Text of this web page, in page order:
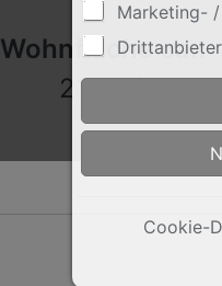
Wohnfläche ca.:
214 m²
Marketing-
Cookie-